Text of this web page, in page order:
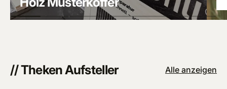
// Theken Aufsteller Alle anzeigen